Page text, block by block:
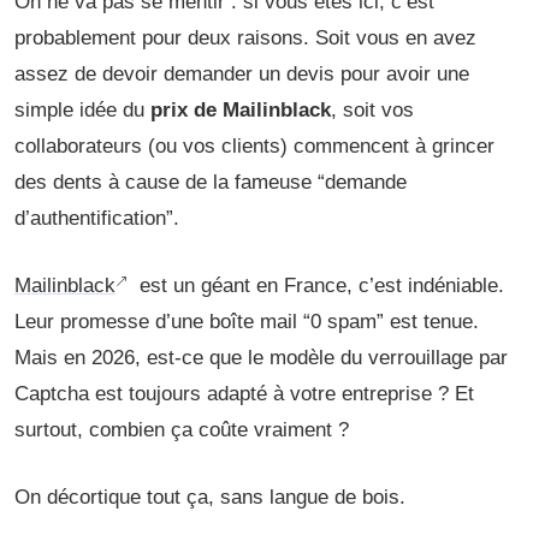
probablement pour deux raisons. Soit vous en avez
assez de devoir demander un devis pour avoir une
simple idée du prix de Mailinblack, soit vos
collaborateurs (ou vos clients) commencent à grincer
des dents à cause de la fameuse “demande
d’authentification”.
Mailinblack
est un géant en France, c’est indéniable.
Leur promesse d’une boîte mail “0 spam” est tenue.
Mais en 2026, est-ce que le modèle du verrouillage par
Captcha est toujours adapté à votre entreprise ? Et
surtout, combien ça coûte vraiment ?
On décortique tout ça, sans langue de bois.